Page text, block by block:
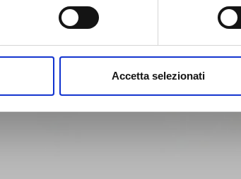
Accetta selezionati